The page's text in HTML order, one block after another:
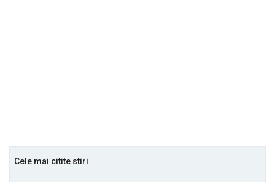
Cele mai citite stiri